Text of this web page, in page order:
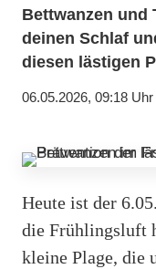
Bettwanzen und
deinen Schlaf
diesen lästigen
06.05.2026, 09:18 Uhr
Heute ist der
die Frühlingsluft
kleine Plage, die